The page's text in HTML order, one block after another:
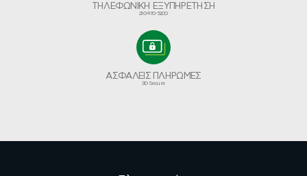
ΤΗΛΕΦΩΝΙΚΗ ΕΞΥΠΗΡΕΤΗΣΗ
210-970-5200
ΑΣΦΑΛΕΙΣ ΠΛΗΡΩΜΕΣ
3D Secure